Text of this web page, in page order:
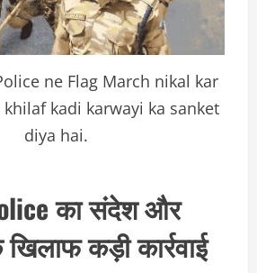
ne Flag March nikal kar
kadi karwayi ka sanket
diya hai.
का संदेश और
कड़ी कार्रवाई